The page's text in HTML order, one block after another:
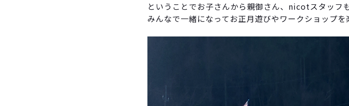
ということでお子さんから親御さん、nicotスタッフ
みんなで一緒になってお正月遊びやワークショップを